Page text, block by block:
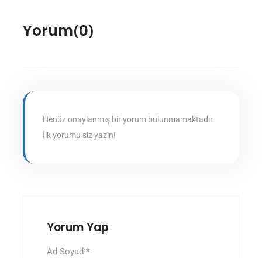
Yorum(0)
Henüz onaylanmış bir yorum bulunmamaktadır.
İlk yorumu siz yazın!
Yorum Yap
Ad Soyad *